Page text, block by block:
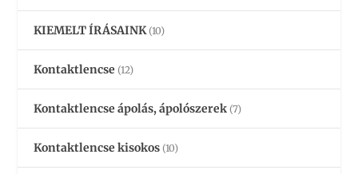
KIEMELT ÍRÁSAINK(10)
Kontaktlencse (12)
Kontaktlencse ápolás, ápolószerek (7)
Kontaktlencse kisokos (10)